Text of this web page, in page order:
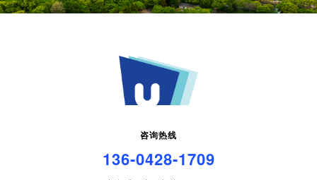
咨询热线
136-0428-1709